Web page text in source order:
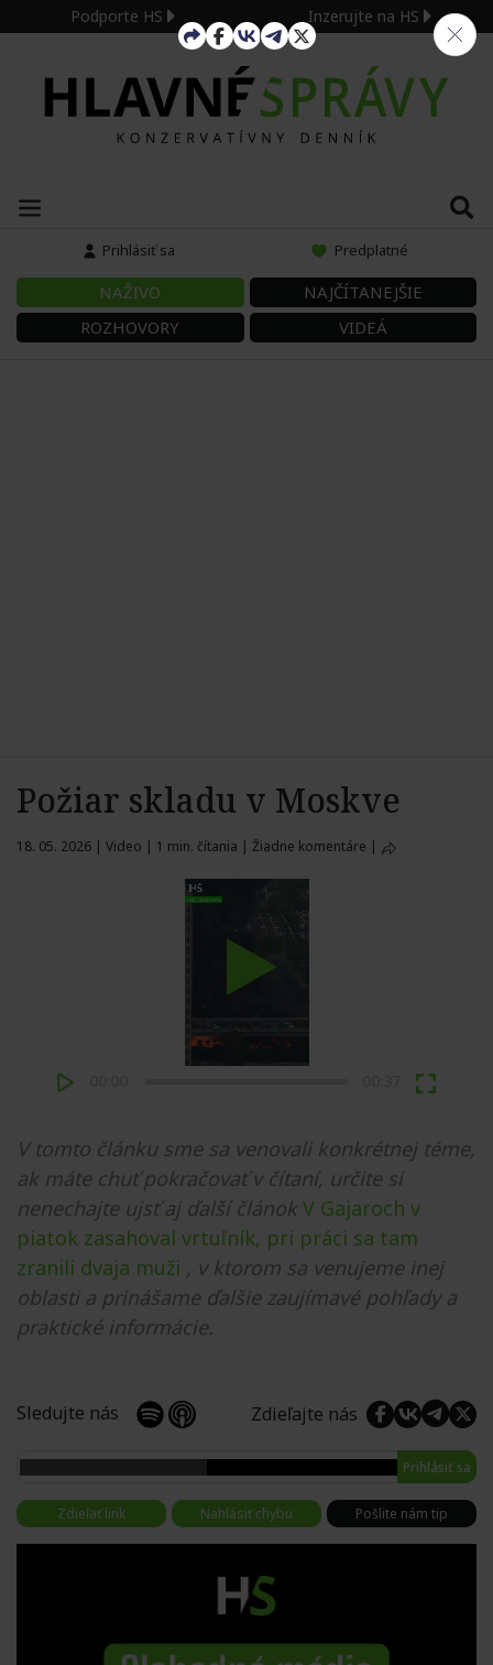
Podporte HS Inzerujte na HS
Prihlásiť sa Predplatné
NAŽIVO
NAJČÍTANEJŠIE
ROZHOVORY
VIDEÁ
Požiar skladu v Moskve
18. 05. 2026 | Video | 1 min. čítania | Žiadne komentáre |
V tomto článku sme sa venovali konkrétnej téme,
ak máte chuť pokračovať v čítaní, určite si
nenechajte ujsť aj ďalší článok V Gajaroch v
piatok zasahoval vrtuľník, pri práci sa tam
zranili dvaja muži , v ktorom sa venujeme inej
oblasti a prinášame ďalšie zaujímavé pohľady a
praktické informácie.
Sledujte nás Zdieľajte nás
Prihlásiť sa
Zdieľať link Nahlásiť chybu Pošlite nám tip